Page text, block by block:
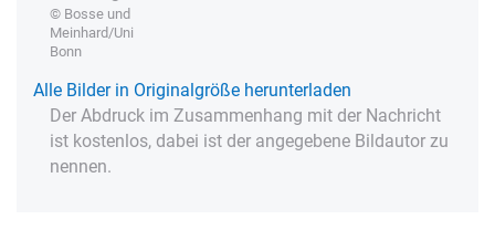
© Bosse und
Meinhard/Uni
Bonn
Alle Bilder in Originalgröße herunterladen
Der Abdruck im Zusammenhang mit der Nachricht
ist kostenlos, dabei ist der angegebene Bildautor zu
nennen.